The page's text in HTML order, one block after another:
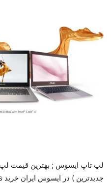
لپ تاپ ایسوس ; بهترین قیمت